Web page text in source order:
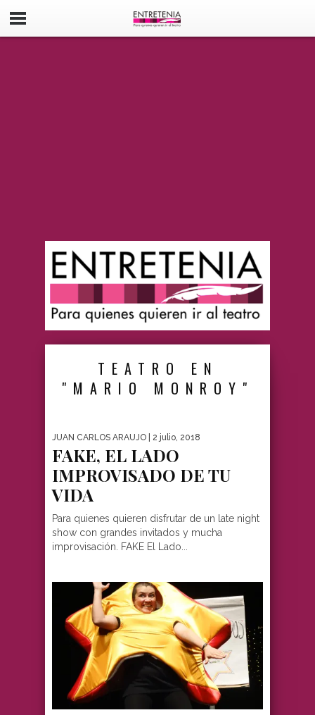
TEATRO EN
"MARIO MONROY"
JUAN CARLOS ARAUJO | 2 julio, 2018
FAKE, EL LADO
IMPROVISADO DE TU
VIDA
Para quienes quieren disfrutar de un late night
show con grandes invitados y mucha
improvisación. FAKE El Lado...